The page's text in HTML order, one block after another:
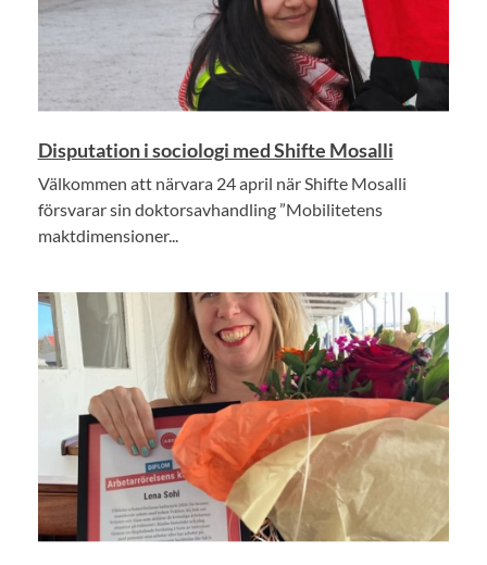
Disputation i sociologi med Shifte Mosalli
Välkommen att närvara 24 april när Shifte Mosalli
försvarar sin doktorsavhandling ”Mobilitetens
maktdimensioner...